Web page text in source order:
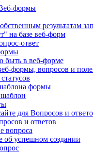
формы
результатам
на базе веб-форм
ответ
быть в веб-форме
формы, вопросов и
формы
для Вопросов и
и ответов
вопроса
об успешном создании